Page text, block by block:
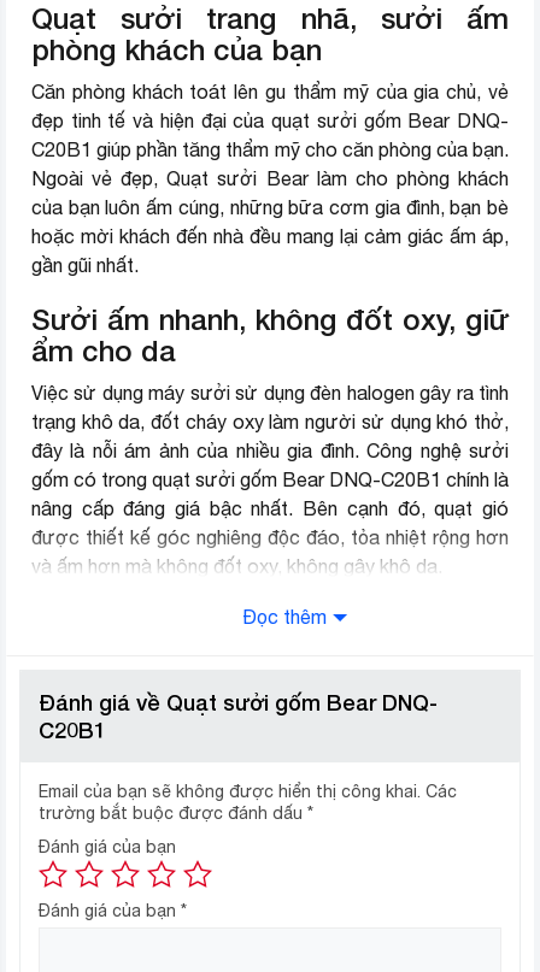
Quạt sưởi trang nhã, sưởi ấm
phòng khách của bạn
Căn phòng khách toát lên gu thẩm mỹ của gia chủ, vẻ
đẹp tinh tế và hiện đại của quạt sưởi gốm Bear DNQ-
C20B1 giúp phần tăng thẩm mỹ cho căn phòng của bạn.
Ngoài vẻ đẹp, Quạt sưởi Bear làm cho phòng khách
của bạn luôn ấm cúng, những bữa cơm gia đình, bạn bè
hoặc mời khách đến nhà đều mang lại cảm giác ấm áp,
gần gũi nhất.
Sưởi ấm nhanh, không đốt oxy, giữ
ẩm cho da
Việc sử dụng máy sưởi sử dụng đèn halogen gây ra tình
trạng khô da, đốt cháy oxy làm người sử dụng khó thở,
đây là nỗi ám ảnh của nhiều gia đình. Công nghệ sưởi
gốm có trong quạt sưởi gốm Bear DNQ-C20B1 chính là
nâng cấp đáng giá bậc nhất. Bên cạnh đó, quạt gió
được thiết kế góc nghiêng độc đáo, tỏa nhiệt rộng hơn
và ấm hơn mà không đốt oxy, không gây khô da.
Quạt sưởi gốm Bear, tích hợp
Quạt sưởi Bear DNQ-C20B1, không còn nỗi lo gặp sự
cố như chập điện, cháy bỏng khi chạm vào, đổ ngã máy
trong quạt sưởi gốm Bear, đem đến sự tiện nghi và an
toàn cho cả gia đình bạn.
Căn phòng luôn ấm áp, thuận tiện
cho mọi sinh hoạt
Đọc thêm
Đánh giá về Quạt sưởi gốm Bear DNQ-
C20B1
Email của bạn sẽ không được hiển thị công khai. Các
trường bắt buộc được đánh dấu *
Đánh giá của bạn
Đánh giá của bạn *